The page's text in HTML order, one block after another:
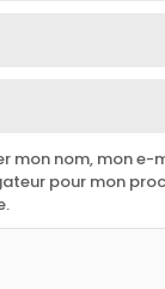
mon nom, mon e-
pour mon